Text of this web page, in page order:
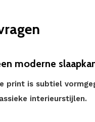
moderne
print is subtiel
interieurstijlen.